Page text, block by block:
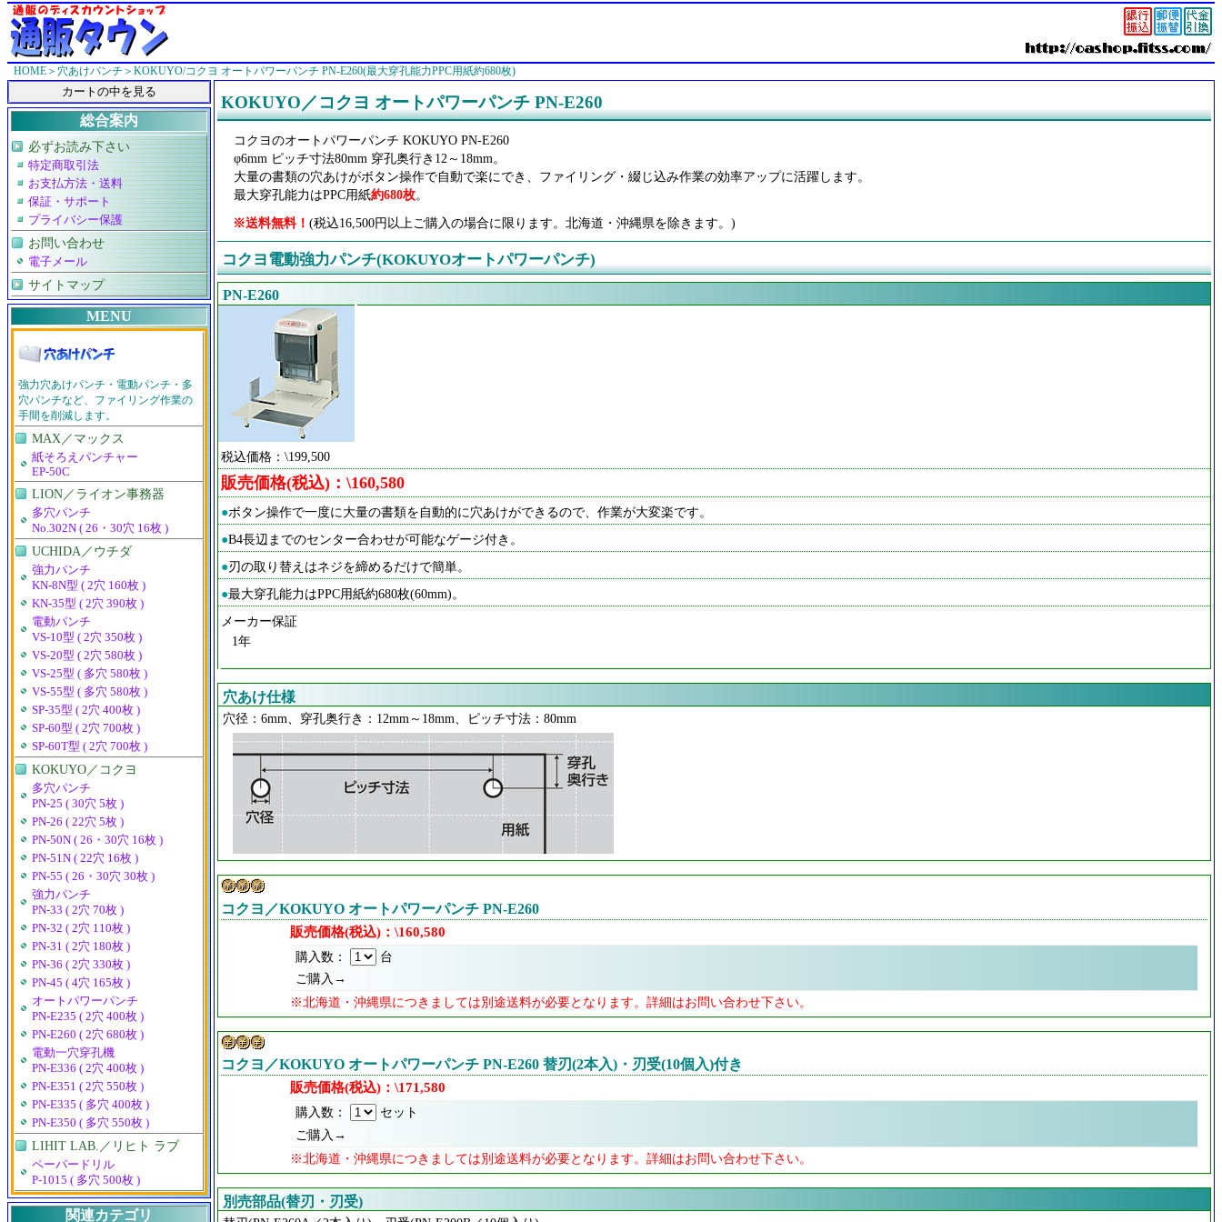
KOKUYO／コクヨ オートパワーパンチ PN-E260
コクヨのオートパワーパンチ KOKUYO PN-E260
φ6mm ピッチ寸法80mm 穿孔奥行き12～18mm。
大量の書類の穴あけがボタン操作で自動で楽にでき、ファイリング・綴じ込み作業の効率アップに活躍します。
最大穿孔能力はPPC用紙約680枚。
※送料無料！ (税込16,500円以上ご購入の場合に限ります。北海道・沖縄県を除きます。)
コクヨ電動強力パンチ(KOKUYOオートパワーパンチ)
PN-E260
税込価格：\199,500
販売価格(税込)：\160,580
●ボタン操作で一度に大量の書類を自動的に穴あけができるので、作業が大変楽です。
●B4長辺までのセンター合わせが可能なゲージ付き。
●刃の取り替えはネジを締めるだけで簡単。
●最大穿孔能力はPPC用紙約680枚(60mm)。
メーカー保証
1年
穴あけ仕様
穴径：6mm、穿孔奥行き：12mm～18mm、ピッチ寸法：80mm
コクヨ／KOKUYO オートパワーパンチ PN-E260
販売価格(税込)：\160,580
購入数：
台
ご購入→
※北海道・沖縄県につきましては別途送料が必要となります。詳細はお問い合わせ下さい。
コクヨ／KOKUYO オートパワーパンチ PN-E260 替刃(2本入)・刃受(10個入)付き
販売価格(税込)：\171,580
購入数：
セット
ご購入→
※北海道・沖縄県につきましては別途送料が必要となります。詳細はお問い合わせ下さい。
別売部品(替刃・刃受)
総合案内
必ずお読み下さい
特定商取引法
お支払方法・送料
保証・サポート
プライバシー保護
お問い合わせ
電子メール
サイトマップ
MENU
強力穴あけパンチ・電動パンチ・多
穴パンチなど、ファイリング作業の
手間を削減します。
MAX／マックス
紙そろえパンチャー
EP-50C
LION／ライオン事務器
多穴パンチ
No.302N ( 26・30穴 16枚 )
UCHIDA／ウチダ
強力パンチ
KN-8N型 ( 2穴 160枚 )
KN-35型 ( 2穴 390枚 )
電動パンチ
VS-10型 ( 2穴 350枚 )
VS-20型 ( 2穴 580枚 )
VS-25型 ( 多穴 580枚 )
VS-55型 ( 多穴 580枚 )
SP-35型 ( 2穴 400枚 )
SP-60型 ( 2穴 700枚 )
SP-60T型 ( 2穴 700枚 )
KOKUYO／コクヨ
多穴パンチ
PN-25 ( 30穴 5枚 )
PN-26 ( 22穴 5枚 )
PN-50N ( 26・30穴 16枚 )
PN-51N ( 22穴 16枚 )
PN-55 ( 26・30穴 30枚 )
強力パンチ
PN-33 ( 2穴 70枚 )
PN-32 ( 2穴 110枚 )
PN-31 ( 2穴 180枚 )
PN-36 ( 2穴 330枚 )
PN-45 ( 4穴 165枚 )
オートパワーパンチ
PN-E235 ( 2穴 400枚 )
PN-E260 ( 2穴 680枚 )
電動一穴穿孔機
PN-E336 ( 2穴 400枚 )
PN-E351 ( 2穴 550枚 )
PN-E335 ( 多穴 400枚 )
PN-E350 ( 多穴 550枚 )
LIHIT LAB.／リヒト ラブ
ペーパードリル
P-1015 ( 多穴 500枚 )
関連カテゴリ
HOME ＞ 穴あけパンチ ＞KOKUYO/コクヨ オートパワーパンチ PN-E260(最大穿孔能力PPC用紙約680枚)